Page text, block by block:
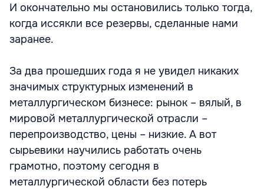
И окончательно мы остановились только тогда,
когда иссякли все резервы, сделанные нами
заранее.
За два прошедших года я не увидел никаких
значимых структурных изменений в
металлургическом бизнесе: рынок – вялый, в
мировой металлургической отрасли –
перепроизводство, цены – низкие. А вот
сырьевики научились работать очень
грамотно, поэтому сегодня в
металлургической области без потерь